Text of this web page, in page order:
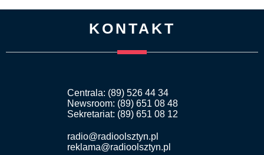
KONTAKT
Centrala: (89) 526 44 34
Newsroom: (89) 651 08 48
Sekretariat: (89) 651 08 12
radio@radioolsztyn.pl
reklama@radioolsztyn.pl